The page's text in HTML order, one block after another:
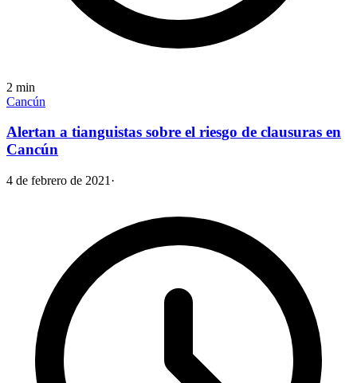
2 min
Cancún
Alertan a tianguistas sobre el riesgo de clausuras en
Cancún
4 de febrero de 2021 ·